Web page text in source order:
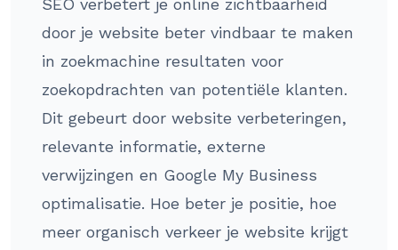
SEO verbetert je online zichtbaarheid
door je website beter vindbaar te maken
in zoekmachine resultaten voor
zoekopdrachten van potentiële klanten.
Dit gebeurt door website verbeteringen,
relevante informatie, externe
verwijzingen en Google My Business
optimalisatie. Hoe beter je positie, hoe
meer organisch verkeer je website krijgt